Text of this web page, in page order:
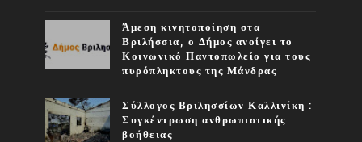
Άμεση κινητοποίηση στα
Βριλήσσια, ο Δήμος ανοίγει το
Κοινωνικό Παντοπωλείο για τους
πυρόπληκτους της Μάνδρας
Σύλλογος Βριλησσίων Καλλινίκη :
Συγκέντρωση ανθρωπιστικής
βοήθειας